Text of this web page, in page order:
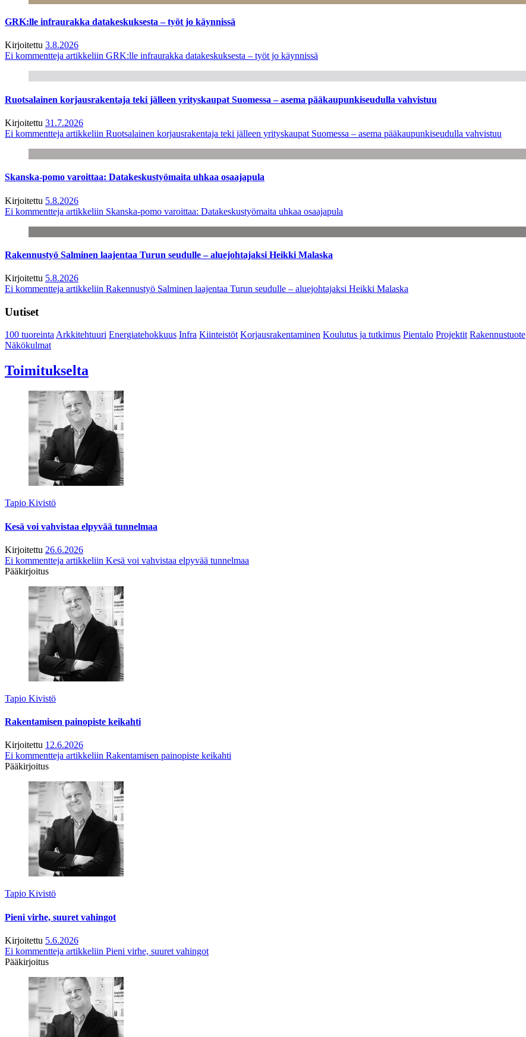
GRK:lle infraurakka datakeskuksesta – työt jo käynnissä
Kirjoitettu 3.8.2026
Ei kommentteja artikkeliin GRK:lle infraurakka datakeskuksesta – työt jo käynnissä
Ruotsalainen korjausrakentaja teki jälleen yrityskaupat Suomessa – asema pääkaupunkiseudulla vahvistuu
Kirjoitettu 31.7.2026
Ei kommentteja artikkeliin Ruotsalainen korjausrakentaja teki jälleen yrityskaupat Suomessa – asema pääkaupunkiseudulla vahvistuu
Skanska-pomo varoittaa: Datakeskustyömaita uhkaa osaajapula
Kirjoitettu 5.8.2026
Ei kommentteja artikkeliin Skanska-pomo varoittaa: Datakeskustyömaita uhkaa osaajapula
Rakennustyö Salminen laajentaa Turun seudulle – aluejohtajaksi Heikki Malaska
Kirjoitettu 5.8.2026
Ei kommentteja artikkeliin Rakennustyö Salminen laajentaa Turun seudulle – aluejohtajaksi Heikki Malaska
Uutiset
100 tuoreintaArkkitehtuuri Energiatehokkuus Infra Kiinteistöt Korjausrakentaminen Koulutus ja tutkimus Pientalo Projektit Rakennustuote
Näkökulmat
Toimitukselta
Tapio Kivistö
Kesä voi vahvistaa elpyvää tunnelmaa
Kirjoitettu 26.6.2026
Ei kommentteja artikkeliin Kesä voi vahvistaa elpyvää tunnelmaa
Pääkirjoitus
Tapio Kivistö
Rakentamisen painopiste keikahti
Kirjoitettu 12.6.2026
Ei kommentteja artikkeliin Rakentamisen painopiste keikahti
Pääkirjoitus
Tapio Kivistö
Pieni virhe, suuret vahingot
Kirjoitettu 5.6.2026
Ei kommentteja artikkeliin Pieni virhe, suuret vahingot
Pääkirjoitus